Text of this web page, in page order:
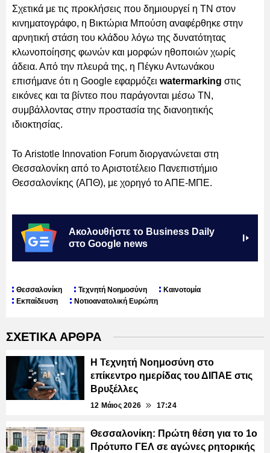
Σχετικά με τις προκλήσεις που δημιουργεί η ΤΝ στον
κινηματογράφο, η Βικτώρια Μπούση αναφέρθηκε στην
αρνητική στάση του κλάδου λόγω της δυνατότητας
κλωνοποίησης φωνών και μορφών ηθοποιών χωρίς
άδεια. Από την πλευρά της, η Πέγκυ Αντωνάκου
επισήμανε ότι η Google εφαρμόζει watermarking στις
εικόνες και τα βίντεο που παράγονται μέσω ΤΝ,
συμβάλλοντας στην προστασία της διανοητικής
ιδιοκτησίας.
Το Aristotle Innovation Forum διοργανώνεται στη
Θεσσαλονίκη από το Αριστοτέλειο Πανεπιστήμιο
Θεσσαλονίκης (ΑΠΘ), με χορηγό το ΑΠΕ-ΜΠΕ.
Ακολουθήστε το Business Daily
στο Google news
Θεσσαλονίκη Τεχνητή Νοημοσύνη
Καινοτομία
Εκπαίδευση
Νοτιοανατολική Ευρώπη
ΣΧΕΤΙΚΑ ΑΡΘΡΑ
Η Τεχνητή Νοημοσύνη στο
επίκεντρο ημερίδας του ΔΙΠΑΕ στις
Βρυξέλλες
12 Μάιος 2026 17:24
Θεσσαλονίκη: Πρώτη θέση για το 1ο
Πρότυπο ΓΕΛ σε αγώνες ρητορικής